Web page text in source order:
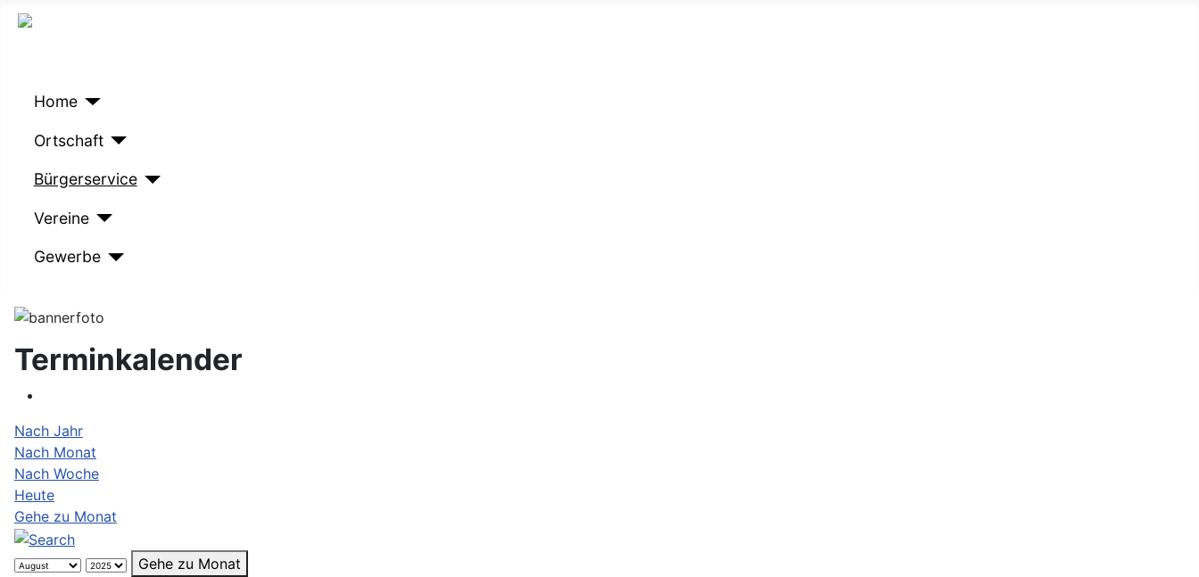
Home
Ortschaft
Bürgerservice
Vereine
Gewerbe
Terminkalender
Nach Jahr
Nach Monat
Nach Woche
Heute
Gehe zu Monat
Gehe zu Monat